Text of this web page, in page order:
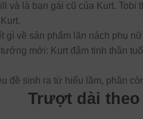
và là bạn gái cũ của Kurt.
gì về sản phẩm lăn nách phụ
mới: Kurt đậm tinh thần
đề sinh ra từ hiểu lầm, phần
Trượt dài